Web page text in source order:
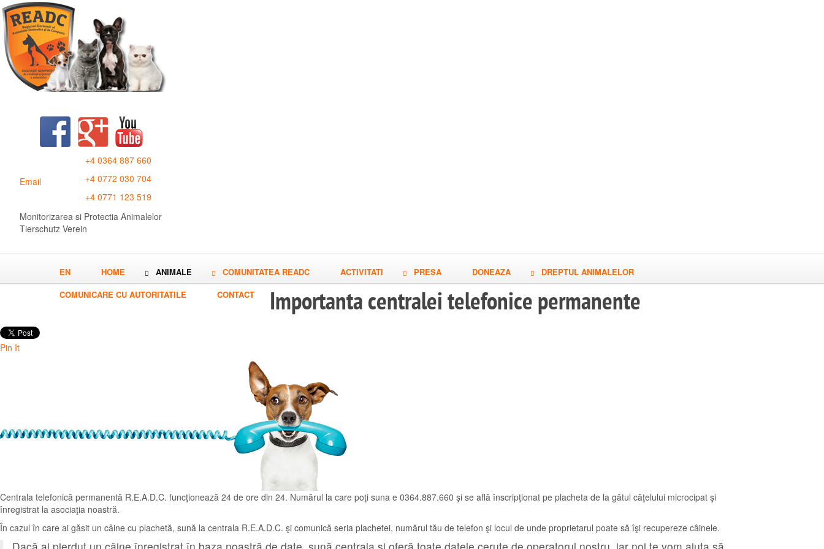
Email
+4 0364 887 660
+4 0772 030 704
+4 0771 123 519
Monitorizarea si Protectia Animalelor
Tierschutz Verein
EN HOME ANIMALE COMUNITATEA READC ACTIVITATI PRESA DONEAZA
DREPTUL ANIMALELOR
COMUNICARE CU AUTORITATILE
CONTACT Importanta centralei telefonice permanente
Pin It
Centrala telefonică permanentă R.E.A.D.C. funcţionează 24 de ore din 24. Numărul la care poţi suna e 0364.887.660 şi se află înscripţionat pe placheta de la gâtul căţelului microcipat şi
înregistrat la asociaţia noastră.
În cazul în care ai găsit un câine cu plachetă, sună la centrala R.E.A.D.C. şi comunică seria plachetei, numărul tău de telefon şi locul de unde proprietarul poate să îşi recupereze câinele.